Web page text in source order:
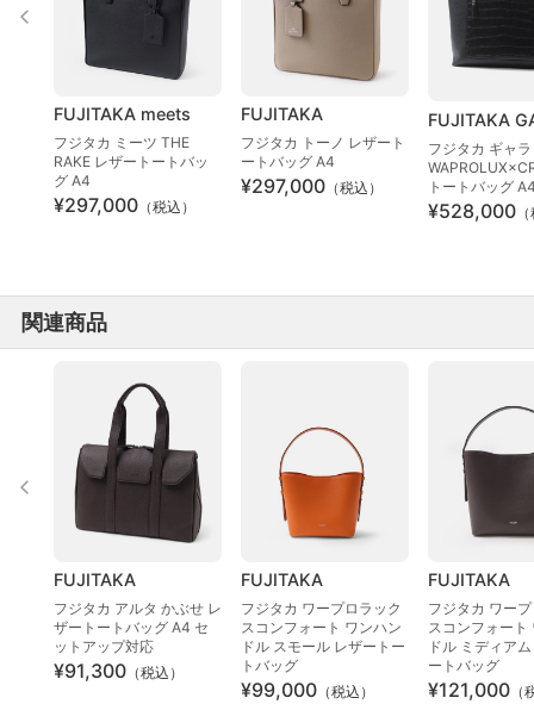
FUJITAKA meets
フジタカ ミーツ THE
RAKE レザートートバッ
グ A4
¥297,000 （税込）
FUJITAKA
フジタカ トーノ レザート
ートバッグ A4
¥297,000 （税込）
FUJITAKA
フジタカ ギャ
トートバッグ
¥528,000
関連商品
FUJITAKA
フジタカ アルタ かぶせ レ
ザートートバッグ A4 セ
ットアップ対応
¥91,300 （税込）
FUJITAKA
フジタカ ワープロラック
スコンフォート ワンハン
ドル スモール レザートー
トバッグ
¥99,000 （税込）
FUJITAKA
フジタカ ワー
スコンフォート
ドル ミディア
ートバッグ
¥121,000 （